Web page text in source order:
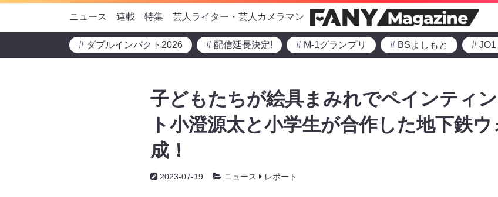
ニュース 連載 特集 芸人ライター・芸人カメラマン
# ダブルインパクト2026 # 配信延長決定! # M-1グランプリ # BSよしもと # JO1
子どもたちが絵具まみれでペインティ
ト小澄源太と小学生が合作した地下鉄
成！
2023-07-19 ニュース レポート